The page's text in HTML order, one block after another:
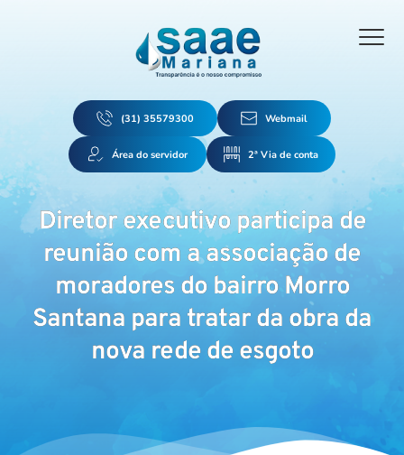
(31) 35579300 Webmail
Área do servidor 2ª Via de conta
Diretor executivo participa de
reunião com a associação de
moradores do bairro Morro
Santana para tratar da obra da
nova rede de esgoto